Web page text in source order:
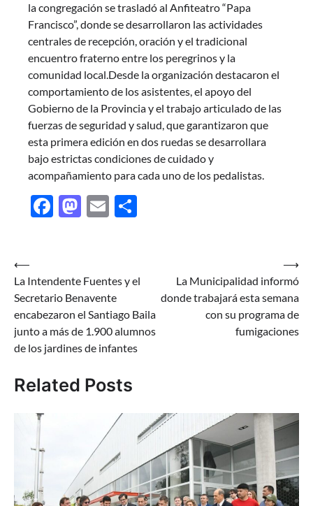
la congregación se trasladó al Anfiteatro “Papa
Francisco”, donde se desarrollaron las actividades
centrales de recepción, oración y el tradicional
encuentro fraterno entre los peregrinos y la
comunidad local.Desde la organización destacaron el
comportamiento de los asistentes, el apoyo del
Gobierno de la Provincia y el trabajo articulado de las
fuerzas de seguridad y salud, que garantizaron que
esta primera edición en dos ruedas se desarrollara
bajo estrictas condiciones de cuidado y
acompañamiento para cada uno de los pedalistas.
Facebook
Mastodon
Email
Navegación
de
entradas
⟵
La Intendente Fuentes y el
Secretario Benavente
encabezaron el Santiago Baila
junto a más de 1.900 alumnos
de los jardines de infantes
La Municipalidad informó
donde trabajará esta semana
con su programa de
fumigaciones
⟶
Related Posts